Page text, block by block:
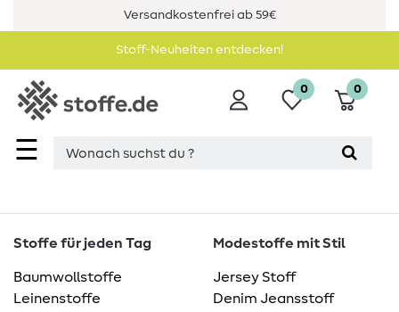
Versandkostenfrei ab 59€
Stoff-Neuheiten entdecken!
☰
0 0
Stoffe für jeden Tag
Baumwollstoffe
Leinenstoffe
Modestoffe mit Stil
Jersey Stoff
Denim Jeansstoff